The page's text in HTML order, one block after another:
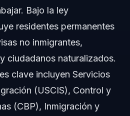
Bajo la ley
residentes permanentes
no inmigrantes,
ciudadanos naturalizados.
clave incluyen Servicios
(USCIS), Control y
(CBP), Inmigración y